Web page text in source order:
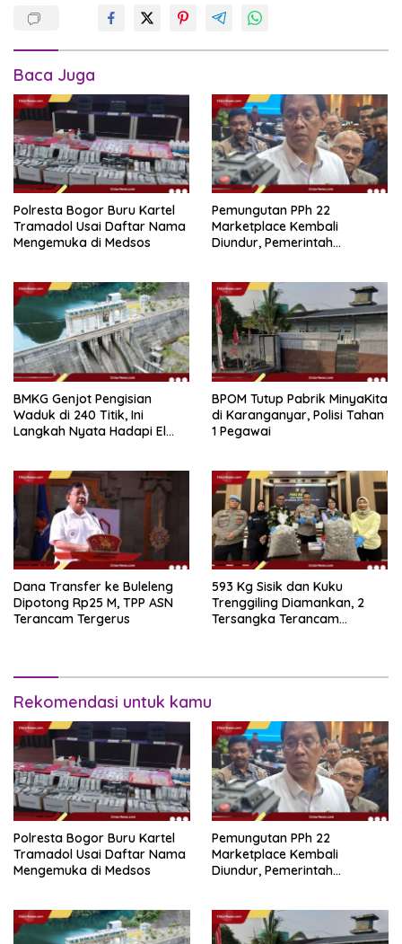
Baca Juga
Polresta Bogor Buru Kartel
Tramadol Usai Daftar Nama
Mengemuka di Medsos
Pemungutan PPh 22
Marketplace Kembali
Diundur, Pemerintah
BMKG Genjot Pengisian
Waduk di 240 Titik, Ini
Langkah Nyata Hadapi El
BPOM Tutup Pabrik MinyaKita
di Karanganyar, Polisi Tahan
1 Pegawai
Dana Transfer ke Buleleng
Dipotong Rp25 M, TPP ASN
Terancam Tergerus
593 Kg Sisik dan Kuku
Trenggiling Diamankan, 2
Tersangka Terancam
Rekomendasi untuk kamu
Polresta Bogor Buru Kartel
Tramadol Usai Daftar Nama
Mengemuka di Medsos
Pemungutan PPh 22
Marketplace Kembali
Diundur, Pemerintah